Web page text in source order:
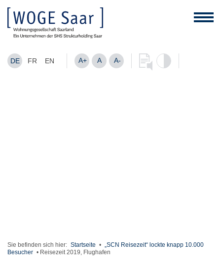
DE FR EN A+ A A-
Sie befinden sich hier: Startseite • „SCN Reisezeit“ lockte knapp 10.000
Besucher • Reisezeit 2019, Flughafen